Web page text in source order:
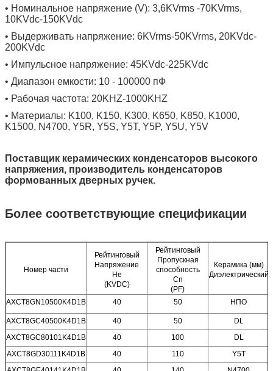
• Номинальное напряжение (V): 3,6KVrms -70KVrms,
10KVdc-150KVdc
• Выдерживать напряжение: 6KVrms-50KVrms, 20KVdc-
200KVdc
• Импульсное напряжение: 45KVdc-225KVdc
• Диапазон емкости: 10 - 100000 пФ
• Рабочая частота: 20KHZ-1000KHZ
• Материалы: K100, K150, K300, K650, K850, K1000,
K1500, N4700, Y5R, Y5S, Y5T, Y5P, Y5U, Y5V
Поставщик керамических конденсаторов высокого
напряжения, производитель конденсаторов
формованных дверных ручек.
Более соответствующие спецификации
Номер части
Рейтинговый
Напряжение
Не
(KVDC)
Рейтинговый
Пропускная
способность
Cn
(PF)
Керамика (мм)
Диэлектрический
AXCT8GN10500K4D1B 40 50 НПО
AXCT8GC40500K4D1B 40 50
DL
AXCT8GC80101K4D1B
40 100
DL
AXCT8GD30111K4D1B
40 110
Y5T